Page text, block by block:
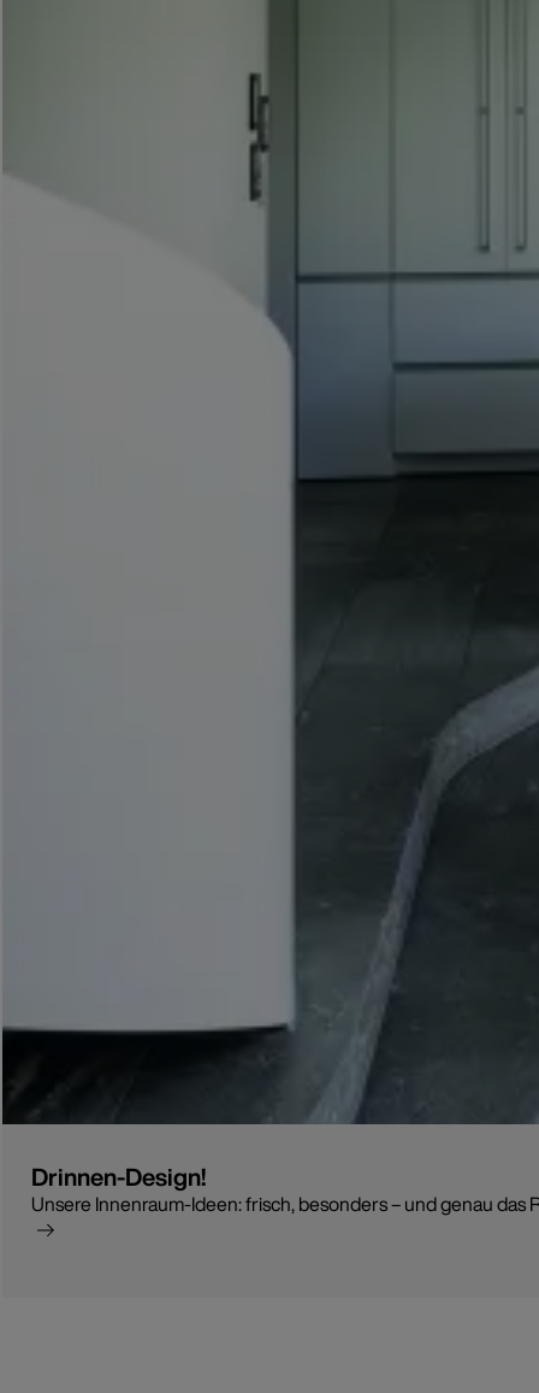
Drinnen-Design!
Unsere Innenraum-Ideen: frisch, besonders – und genau das